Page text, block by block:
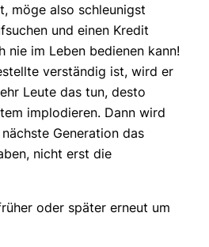
möge also schleunigst
und einen Kredit
nie im Leben bedienen kann!
verständig ist, wird er
Leute das tun, desto
implodieren. Dann wird
Generation das
nicht erst die
oder später erneut um